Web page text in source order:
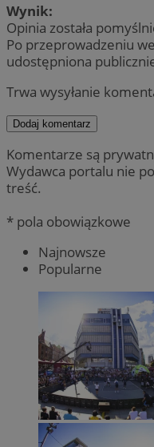
Wynik:
Opinia została
Po przeprowadzeniu
udostępniona
Trwa wysyłanie
Dodaj komentarz
Komentarze są
Wydawca portalu nie
treść.
* pola obowiązkowe
Najnowsze
Popularne